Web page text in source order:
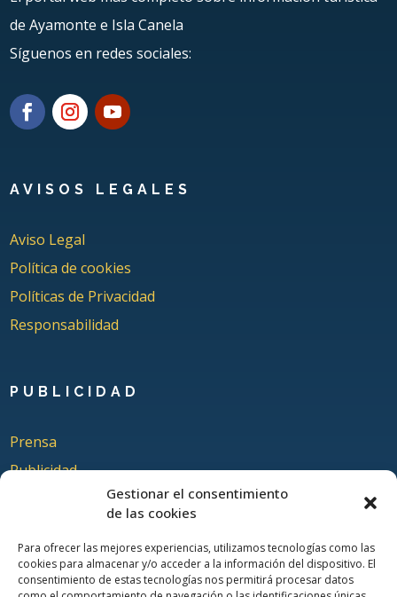
Gestionar el consentimiento
de las cookies
Para ofrecer las mejores experiencias, utilizamos tecnologías como las
cookies para almacenar y/o acceder a la información del dispositivo. El
consentimiento de estas tecnologías nos permitirá procesar datos
de Ayamonte e Isla Canela
Síguenos en redes sociales:
AVISOS LEGALES
Aviso Legal
Política de cookies
Políticas de Privacidad
Responsabilidad
PUBLICIDAD
Prensa
Publicidad
Quienes somos
COLABORA